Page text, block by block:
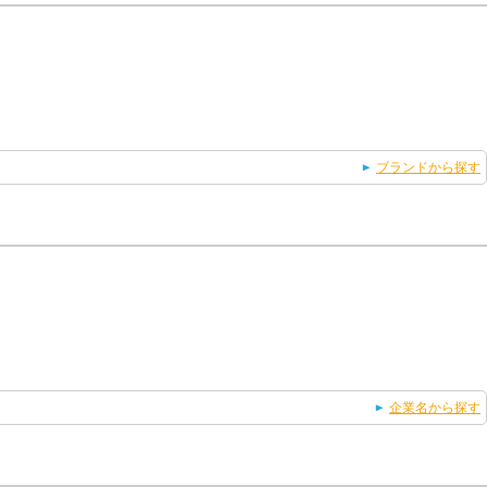
ブランドから探す
企業名から探す